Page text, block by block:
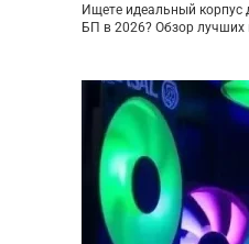
Ищете идеальный
БП в 2026? Обзор лучших